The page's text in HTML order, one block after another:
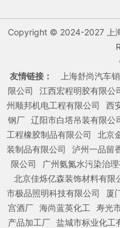
Copyright © 2024-2027 上
友情链接：
上海舒尚汽车
限公司
江西宏程明胶有限公
州顺邦机电工程有限公司
西
钢厂 辽阳市白塔吊装有限公
工程橡胶制品有限公司
北京
装制品有限公司
泸州一品留
限公司
广州氨氮水污染治
北京佳烁亿森装饰材料有限
市极品照明科技有限公司
厦
宫酒厂 海尚蓝英化工 寿光
产品加工厂 盐城市标业化工